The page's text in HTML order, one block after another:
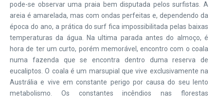
pode-se observar uma praia bem disputada pelos surfistas. A
areia é amarelada, mas com ondas perfeitas e, dependendo da
época do ano, a prática do surf fica impossibilitada pelas baixas
temperaturas da água. Na ultima parada antes do almoço, é
hora de ter um curto, porém memorável, encontro com o coala
numa fazenda que se encontra dentro duma reserva de
eucaliptos. O coala é um marsupial que vive exclusivamente na
Austrália e vive em constante perigo por causa do seu lento
metabolismo. Os constantes incêndios nas florestas